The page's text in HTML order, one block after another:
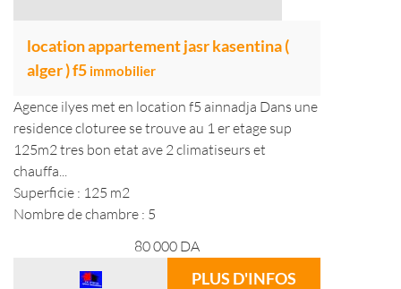
location appartement jasr kasentina (
alger ) f5 immobilier
Agence ilyes met en location f5 ainnadja Dans une
residence cloturee se trouve au 1 er etage sup
125m2 tres bon etat ave 2 climatiseurs et
chauffa...
Superficie : 125 m2
Nombre de chambre : 5
80 000 DA
PLUS D'INFOS